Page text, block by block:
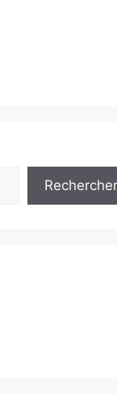
Rechercher